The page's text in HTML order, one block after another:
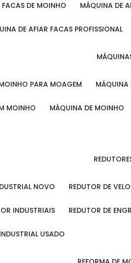
FACAS DE MOINHO MÁQUINA DE
DE AFIAR FACAS PROFISSIONAL
MOINHO PARA MOAGEM
MOINHO MÁQUINA DE MOINHO
NOVO REDUTOR DE
INDUSTRIAIS REDUTOR DE
INDUSTRIAL USADO